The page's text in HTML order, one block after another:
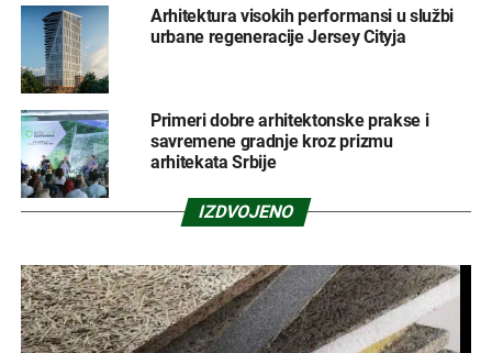
Arhitektura visokih performansi u službi
urbane regeneracije Jersey Cityja
Primeri dobre arhitektonske prakse i
savremene gradnje kroz prizmu
arhitekata Srbije
IZDVOJENO